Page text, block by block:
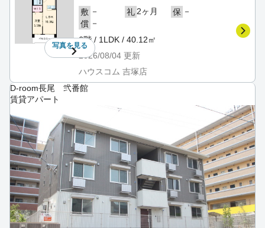
写真を見る
敷 － 礼 2ヶ月 保 －
償 －
6階 / 1LDK / 40.12㎡
2026/08/04 更新
ハウスコム 吉塚店
D-room長尾 弐番館
賃貸アパート